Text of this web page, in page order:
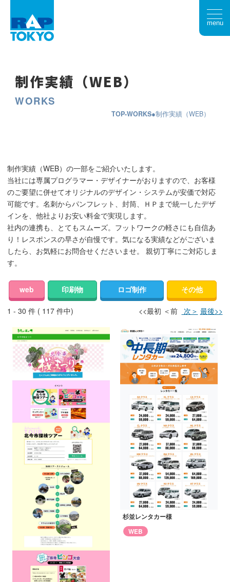
menu
制作実績（WEB）
WORKS
TOP WORKS 制作実績（WEB）
制作実績（WEB）の一部をご紹介いたします。
当社には専属プログラマー・デザイナーがおりますので、お客様
のご要望に併せてオリジナルのデザイン・システムが安価で対応
可能です。名刺からパンフレット、封筒、ＨＰまで統一したデザ
インを、他社よりお安い料金で実現します。
社内の連携も、とてもスムーズ。フットワークの軽さにも自信あ
り！レスポンスの早さが自慢です。気になる実績などがございま
したら、お気軽にお問合せくださいませ。 親切丁寧にご対応しま
す。
web 印刷物 ロゴ制作 その他
1 - 30 件 ( 117 件中) <<最初 ＜前 次＞ 最後>>
杉並レンタカー様
WEB